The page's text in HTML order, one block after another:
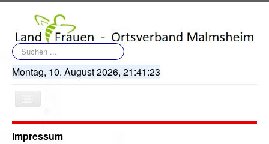
Suchen
...
Montag, 10. August 2026, 21:41:23
Navigation
Impressum